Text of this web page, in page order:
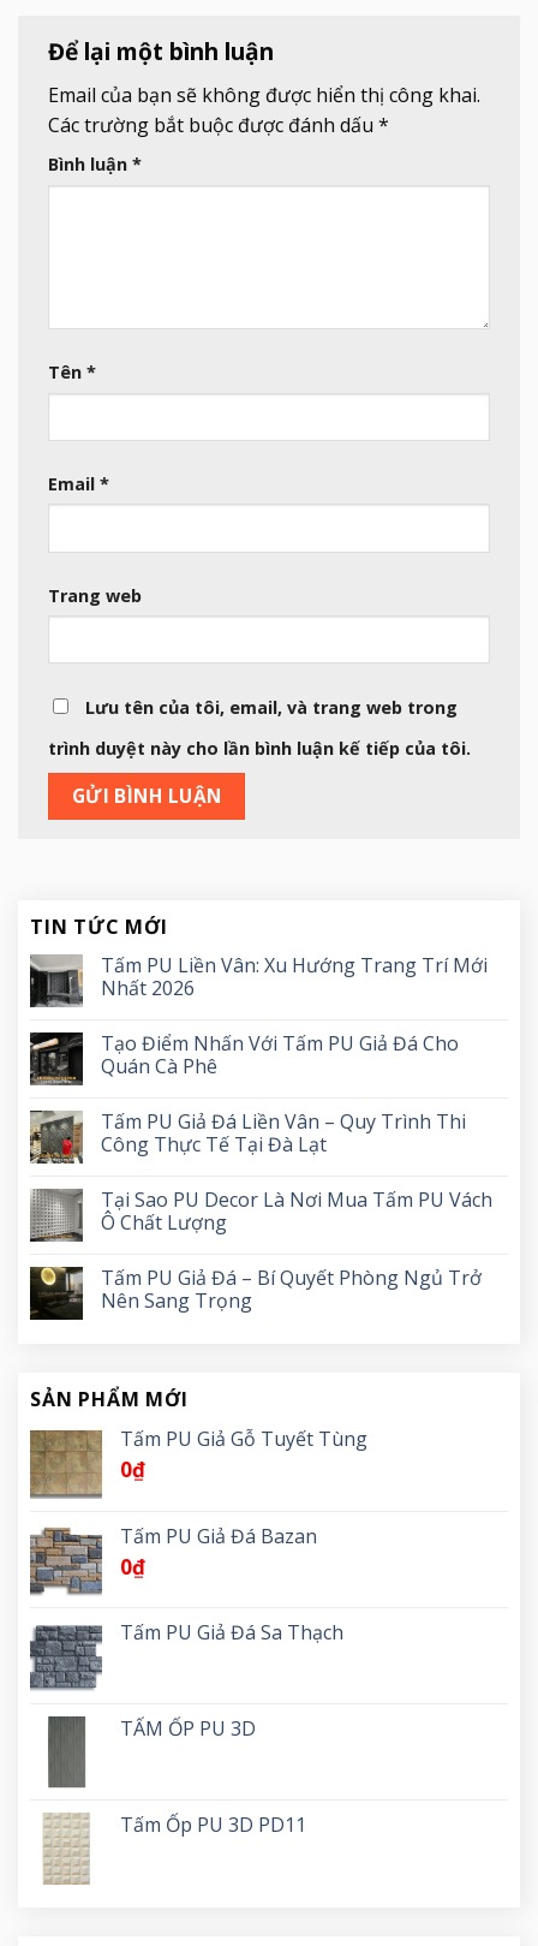
Để lại một bình luận
Email của bạn sẽ không được hiển thị công khai.
Các trường bắt buộc được đánh dấu *
Bình luận *
Tên *
Email *
Trang web
Lưu tên của tôi, email, và trang web trong
trình duyệt này cho lần bình luận kế tiếp của tôi.
TIN TỨC MỚI
Tấm PU Liền Vân: Xu Hướng Trang Trí Mới
Nhất 2026
Tạo Điểm Nhấn Với Tấm PU Giả Đá Cho
Quán Cà Phê
Tấm PU Giả Đá Liền Vân – Quy Trình Thi
Công Thực Tế Tại Đà Lạt
Tại Sao PU Decor Là Nơi Mua Tấm PU Vách
Ô Chất Lượng
Tấm PU Giả Đá – Bí Quyết Phòng Ngủ Trở
Nên Sang Trọng
SẢN PHẨM MỚI
Tấm PU Giả Gỗ Tuyết Tùng
0₫
Tấm PU Giả Đá Bazan
0₫
Tấm PU Giả Đá Sa Thạch
TẤM ỐP PU 3D
Tấm Ốp PU 3D PD11